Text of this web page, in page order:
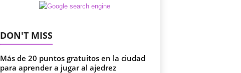
DON'T MISS
Más de 20 puntos gratuitos en la ciudad
para aprender a jugar al ajedrez